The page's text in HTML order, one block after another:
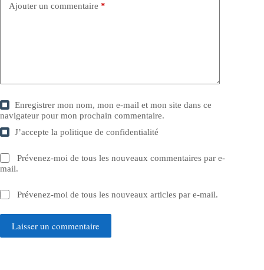
Ajouter un commentaire *
Enregistrer mon nom, mon e-mail et mon site dans ce
navigateur pour mon prochain commentaire.
J’accepte lapolitique de confidentialité
Prévenez-moi de tous les nouveaux commentaires par e-
mail.
Prévenez-moi de tous les nouveaux articles par e-mail.
Laisser un commentaire